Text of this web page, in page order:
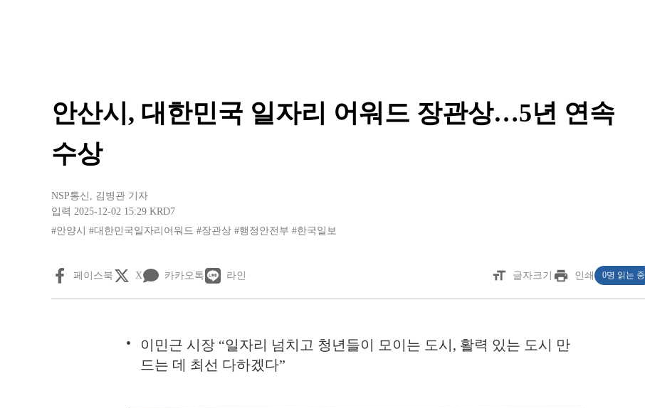
안산시, 대한민국 일자리 어워드 장관상…5년 연속
수상
NSP통신 , 김병관 기자
입력 2025-12-02 15:29 KRD7
#안양시
#대한민국일자리어워드 #장관상 #행정안전부 #한국일보
페이스북 X 카카오톡 라인 format_size 글자크기 print 인쇄 0명 읽는 중
이민근 시장 “일자리 넘치고 청년들이 모이는 도시, 활력 있는 도시 만
드는 데 최선 다하겠다”